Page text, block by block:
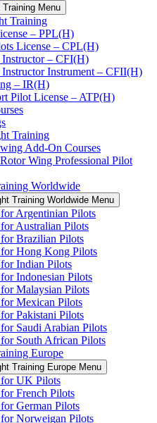
Menu
Training
– PPL(H)
License – CPL(H)
– CFI(H)
Instrument – CFII(H)
– IR(H)
Pilot License – ATP(H)
Training
Add-On Courses
Wing Professional Pilot
Worldwide
Training Worldwide Menu
Argentinian Pilots
Australian Pilots
Brazilian Pilots
Hong Kong Pilots
Indian Pilots
Indonesian Pilots
Malaysian Pilots
Mexican Pilots
Pakistani Pilots
Saudi Arabian Pilots
South African Pilots
Europe
Training Europe Menu
UK Pilots
French Pilots
German Pilots
Norweigan Pilots